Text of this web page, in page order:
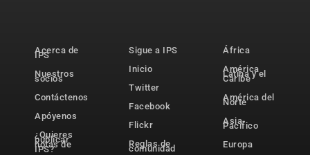
Acerca de
IPS
Nuestros
socios
Contáctenos
Apóyenos
¿Quieres
publicar
notas de
IPS?
Sigue a IPS
Inicio
Twitter
Facebook
Flickr
Reglas de
comunidad
África
América
Latina y el
Caribe
América del
Norte
Asia-
Pacífico
Europa